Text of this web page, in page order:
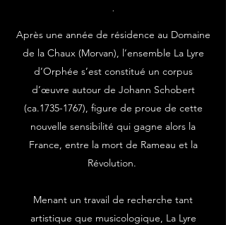
.
Après une année de résidence au Domaine
de la Chaux (Morvan), l’ensemble La Lyre
d’Orphée s’est constitué un corpus
d’œuvre autour de Johann Schobert
(ca.1735-1767), figure de proue de cette
nouvelle sensibilité qui gagne alors la
France, entre la mort de Rameau et la
Révolution.
Menant un travail de recherche tant
artistique que musicologique, La Lyre